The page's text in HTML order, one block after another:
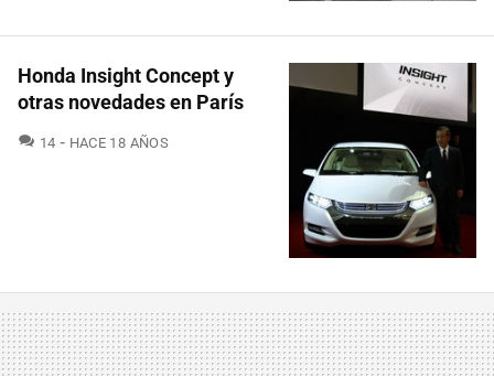
Honda Insight Concept y
otras novedades en París
14 COMENTARIOS
HACE 18 AÑOS